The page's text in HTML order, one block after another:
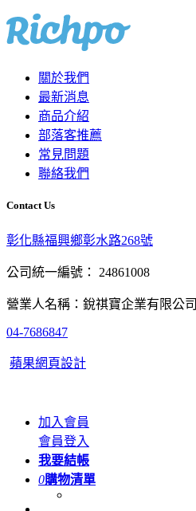
關於我們
最新消息
商品介紹
部落客推薦
常見問題
聯絡我們
Contact Us
彰化縣福興鄉彰水路268號
公司統一編號： 24861008
營業人名稱：銳祺寶企業有限公司
04-7686847
蘋果網頁設計
加入會員
會員登入
我要結帳
0購物清單